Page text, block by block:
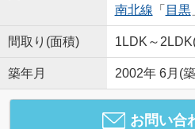
南北線 「 目黒
間取り(面積) 1LDK～
築年月 2002年 6月(
お問い合